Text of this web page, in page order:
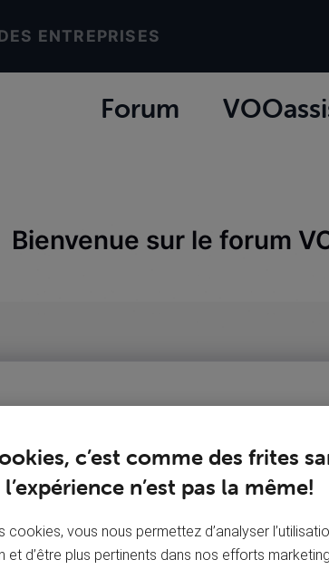
ENTREPRISES
Forum
Bienvenue sur le forum
c’est comme des frites
n’est pas la même!
vous nous permettez d’analyser
et d’être plus pertinents dans nos efforts